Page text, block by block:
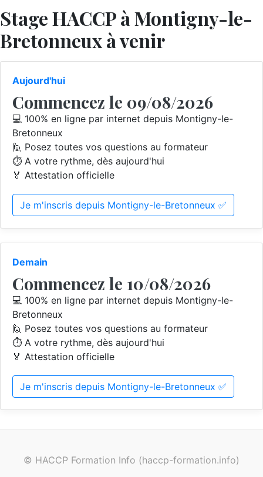
Stage HACCP à Montigny-le-
Bretonneux à venir
Aujourd'hui
Commencez le 09/08/2026
💻 100% en ligne par internet depuis Montigny-le-
Bretonneux
🙋 Posez toutes vos questions au formateur
⏱️ A votre rythme, dès aujourd'hui
🏅 Attestation officielle
Je m'inscris depuis Montigny-le-Bretonneux ✅
Demain
Commencez le 10/08/2026
💻 100% en ligne par internet depuis Montigny-le-
Bretonneux
🙋 Posez toutes vos questions au formateur
⏱️ A votre rythme, dès aujourd'hui
🏅 Attestation officielle
Je m'inscris depuis Montigny-le-Bretonneux ✅
© HACCP Formation Info (haccp-formation.info)